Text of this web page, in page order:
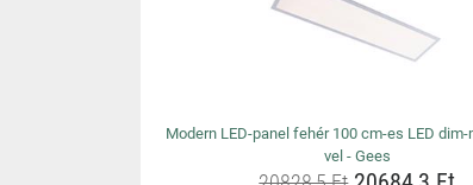
Modern LED-panel fehér 100 cm-es LED dim-
vel - Gees